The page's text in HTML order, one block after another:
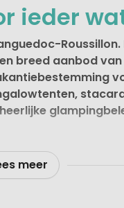
ieder
breed aanbod
meer